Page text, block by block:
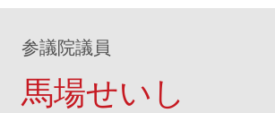
参議院議員
馬場せいし